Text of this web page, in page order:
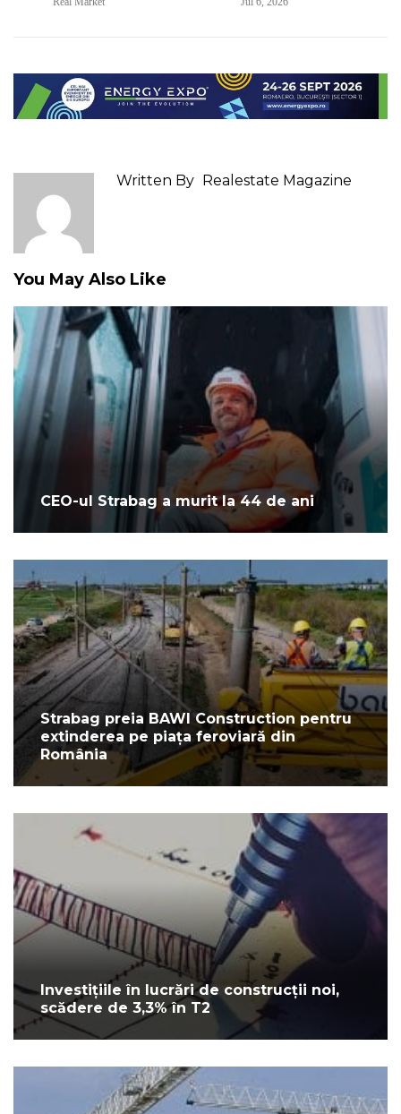
Written By Realestate Magazine
You May Also Like
CEO-ul Strabag a murit la 44 de ani
Strabag preia BAWI Construction pentru
extinderea pe piața feroviară din
România
Investițiile în lucrări de construcții noi,
scădere de 3,3% în T2